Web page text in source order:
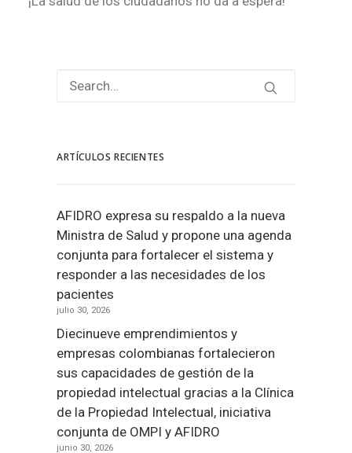
ARTÍCULOS RECIENTES
AFIDRO expresa su respaldo a la nueva
Ministra de Salud y propone una agenda
conjunta para fortalecer el sistema y
responder a las necesidades de los
pacientes
julio 30, 2026
Diecinueve emprendimientos y
empresas colombianas fortalecieron
sus capacidades de gestión de la
propiedad intelectual gracias a la Clínica
de la Propiedad Intelectual, iniciativa
conjunta de OMPI y AFIDRO
junio 30, 2026